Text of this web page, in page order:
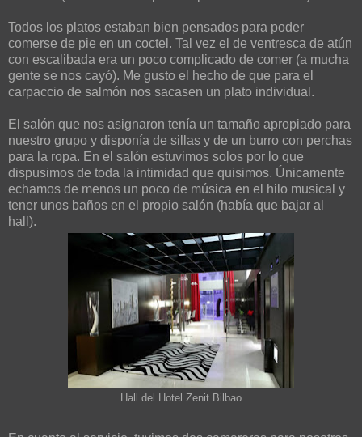
Todos los platos estaban bien pensados para poder
comerse de pie en un coctel. Tal vez el de ventresca de atún
con escalibada era un poco complicado de comer (a mucha
gente se nos cayó). Me gusto el hecho de que para el
carpaccio de salmón nos sacasen un plato individual.
El salón que nos asignaron tenía un tamaño apropiado para
nuestro grupo y disponía de sillas y de un burro con perchas
para la ropa. En el salón estuvimos solos por lo que
dispusimos de toda la intimidad que quisimos. Únicamente
echamos de menos un poco de música en el hilo musical y
tener unos baños en el propio salón (había que bajar al
hall).
Hall del Hotel Zenit Bilbao